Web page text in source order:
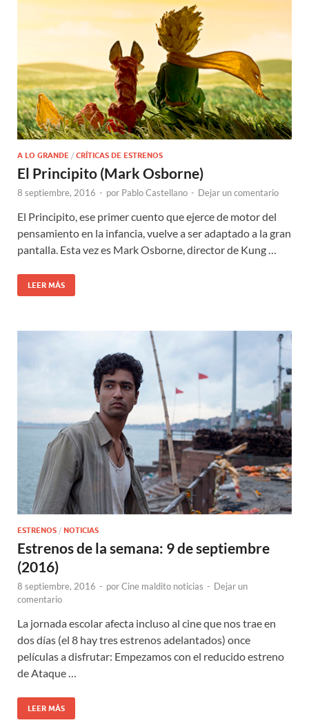
A LO GRANDE / CRÍTICAS DE ESTRENOS
El Principito (Mark Osborne)
8 septiembre, 2016 - por Pablo Castellano - Dejar un comentario
El Principito, ese primer cuento que ejerce de motor del
pensamiento en la infancia, vuelve a ser adaptado a la gran
pantalla. Esta vez es Mark Osborne, director de Kung …
LEER MÁS
ESTRENOS / NOTICIAS
Estrenos de la semana: 9 de septiembre
(2016)
8 septiembre, 2016 - porCine maldito noticias - Dejar un
comentario
La jornada escolar afecta incluso al cine que nos trae en
dos días (el 8 hay tres estrenos adelantados) once
películas a disfrutar: Empezamos con el reducido estreno
de Ataque …
LEER MÁS